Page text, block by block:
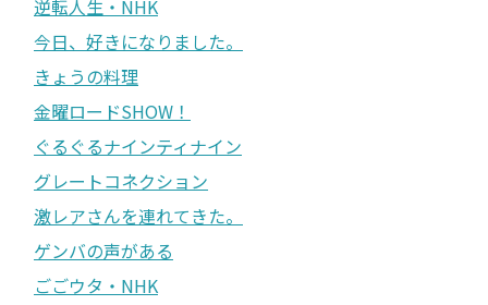
逆転人生・NHK
今日、好きになりました。
きょうの料理
金曜ロードSHOW！
ぐるぐるナインティナイン
グレートコネクション
激レアさんを連れてきた。
ゲンバの声がある
ごごウタ・NHK